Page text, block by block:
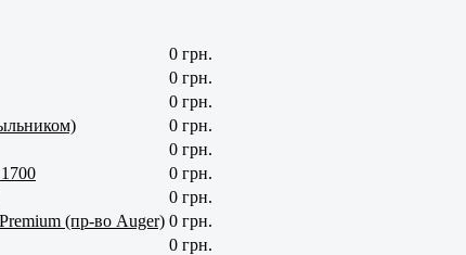
0 грн.
0 грн.
0 грн.
0 грн.
0 грн.
0 грн.
0 грн.
(пр-во Auger) 0 грн.
0 грн.